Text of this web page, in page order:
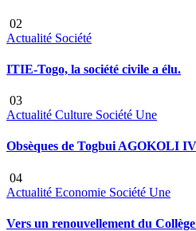
02
Actualité Société
ITIE-Togo, la société civile a élu.
03
Actualité Culture Société Une
Obsèques de Togbui AGOKOLI
04
Actualité Economie Société Une
Vers un renouvellement du